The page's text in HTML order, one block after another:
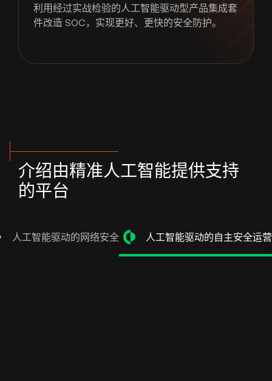
利用经过实战检验的人工智能驱动型产品集成套
件改造 SOC，实现更好、更快的安全防护。
介绍由精准人工智能提供支持
的平台
人工智能驱动的网络安全 人工智能驱动的自主安全运营